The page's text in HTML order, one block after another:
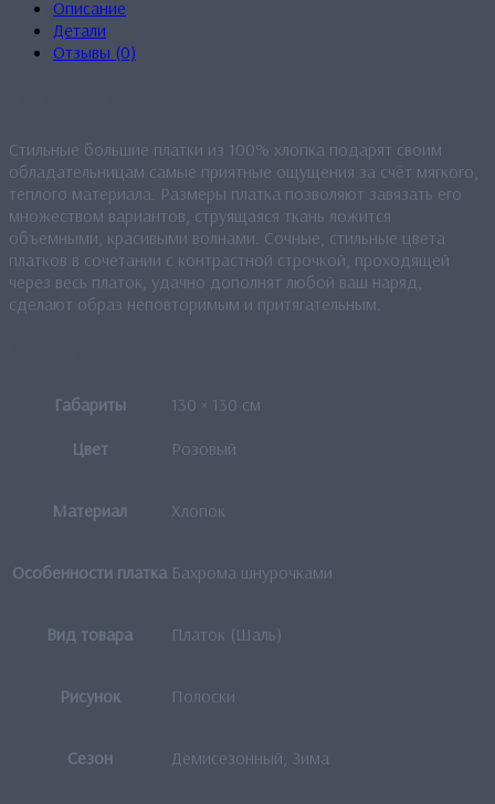
Описание
Детали
Отзывы (0)
Стильные большие платки из 100% хлопка подарят своим
обладательницам самые приятные ощущения за счёт мягкого,
тёплого материала. Размеры платка позволяют завязать его
множеством вариантов, струящаяся ткань ложится
объемными, красивыми волнами. Сочные, стильные цвета
платков в сочетании с контрастной строчкой, проходящей
через весь платок, удачно дополнят любой ваш наряд,
сделают образ неповторимым и притягательным.
Габариты
130 × 130 см
Цвет
Розовый
Материал Хлопок
Особенности платка Бахрома шнурочками
Вид товара Платок (Шаль)
Рисунок Полоски
Сезон Демисезонный, Зима